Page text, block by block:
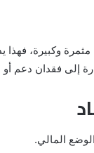
مثمرة وكبيرة،
إلى فقدان دعم أو
المالي.